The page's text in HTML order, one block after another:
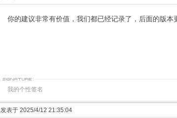
你的建议非常有价值，我们都已经记录了，后面的版
我的个性签名
发表于 2025/4/12 21:35:04